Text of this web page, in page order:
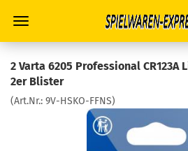
2 Varta 6205 Professional
2er Blister
(Art.Nr.: 9V-HSKO-FFNS)